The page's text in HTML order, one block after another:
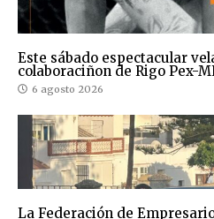
Este sábado espectacular
colaboraciñon de Rigo Pex-
6 agosto 2026
La Federación de